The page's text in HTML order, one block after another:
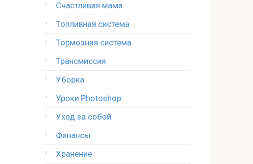
Счастливая мама
Топливная система
Тормозная система
Трансмиссия
Уборка
Уроки Photoshop
Уход за собой
Финансы
Хранение